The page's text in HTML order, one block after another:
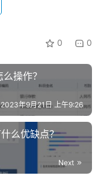
0 0
操作？
2023年9月21日 上午9:26
么优缺点？
Next